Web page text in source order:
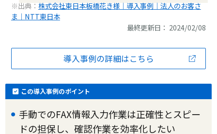
※出典： 株式会社東日本板橋花き様｜導入事例｜法人のお客さ
ま｜NTT東日本
最終更新日： 2024/02/08
導入事例の詳細はこちら
この導入事例のポイント
手動でのFAX情報入力作業は正確性とスピー
ドの担保し、確認作業を効率化したい